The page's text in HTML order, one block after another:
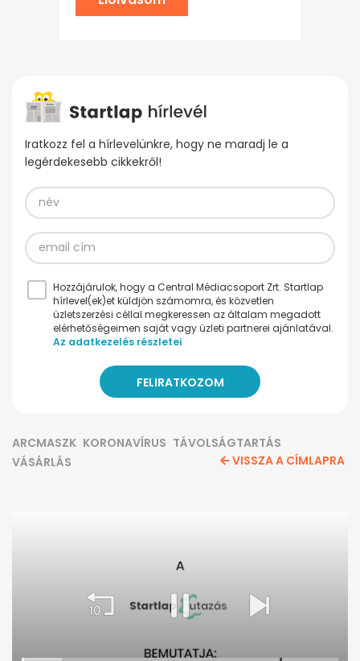
Iratkozz fel a hírlevelünkre, hogy ne maradj le a
legérdekesebb cikkekről!
Hozzájárulok, hogy a Central Médiacsoport Zrt. Startlap
hírlevel(ek)et küldjön számomra, és közvetlen
üzletszerzési céllal megkeressen az általam megadott
elérhetőségeimen saját vagy üzleti partnerei ajánlatával.
Az adatkezelés részletei
ARCMASZK KORONAVÍRUS TÁVOLSÁGTARTÁS
VÁSÁRLÁS
VISSZA A CÍMLAPRA